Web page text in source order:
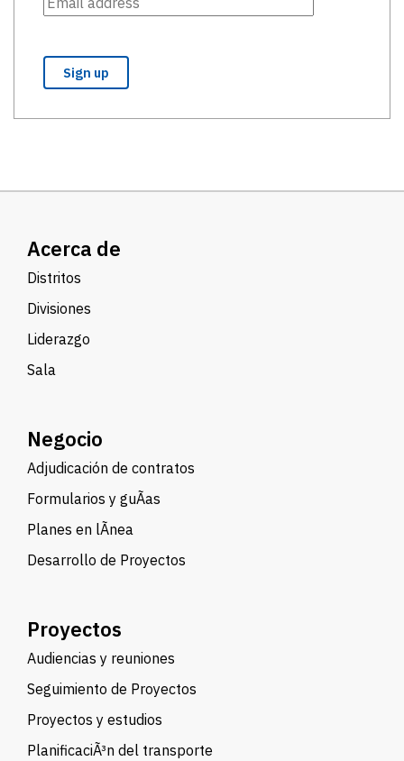
Acerca de
Distritos
Divisiones
Liderazgo
Sala
Negocio
Adjudicación de contratos
Formularios y guÃ­as
Planes en lÃ­nea
Desarrollo de Proyectos
Proyectos
Audiencias y reuniones
Seguimiento de Proyectos
Proyectos y estudios
PlanificaciÃ³n del transporte